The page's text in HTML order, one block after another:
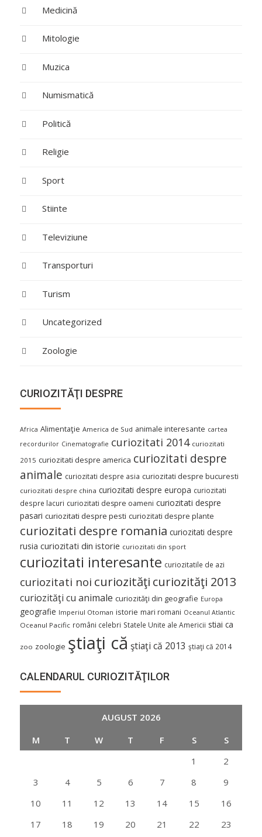
Medicină
Mitologie
Muzica
Numismatică
Politică
Religie
Sport
Stiinte
Televiziune
Transporturi
Turism
Uncategorized
Zoologie
CURIOZITĂŢI DESPRE
Africa Alimentaţie America de Sud animale interesante cartea
recordurilor Cinematografie curiozitati 2014 curiozitati
2015 curiozitati despre america curiozitati despre
animale curiozitati despre asia curiozitati despre bucuresti
curiozitati despre china curiozitati despre europa curiozitati
despre lacuri curiozitati despre oameni curiozitati despre
pasari curiozitati despre pesti curiozitati despre plante
curiozitati despre romania curiozitati despre
rusia curiozitati din istorie curiozitati din sport
curiozitati interesante curiozitatile de azi
curiozitati noi curiozităţi curiozităţi 2013
curiozităţi cu animale curiozităţi din geografie Europa
geografie Imperiul Otoman istorie mari romani Oceanul Atlantic
Oceanul Pacific români celebri Statele Unite ale Americii stiai ca
zoo zoologie ştiaţi că ştiaţi că 2013 ştiaţi că 2014
CALENDARUL CURIOZITĂŢILOR
AUGUST 2026
M
T W T F S
S
1
2
3
4 5 6 7 8
9
10
11 12 13 14 15
16
17
18 19 20 21 22 23